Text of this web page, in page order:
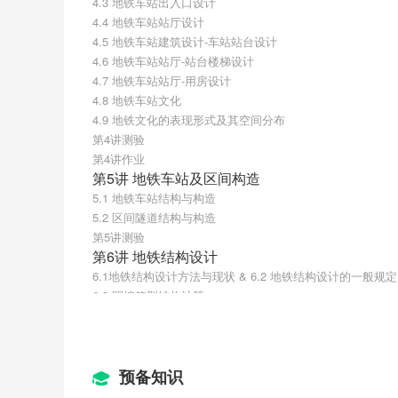
4.4 地铁车站站厅设计
4.5 地铁车站建筑设计-车站站台设计
4.6 地铁车站站厅-站台楼梯设计
4.7 地铁车站站厅-用房设计
4.8 地铁车站文化
4.9 地铁文化的表现形式及其空间分布
第4讲测验
第4讲作业
第5讲 地铁车站及区间构造
5.1 地铁车站结构与构造
5.2 区间隧道结构与构造
第5讲测验
第6讲 地铁结构设计
6.1地铁结构设计方法与现状 & 6.2 地铁结构设计的一般规定
6.3 明挖箱型结构计算
7.1 明挖法施工概述
预备知识